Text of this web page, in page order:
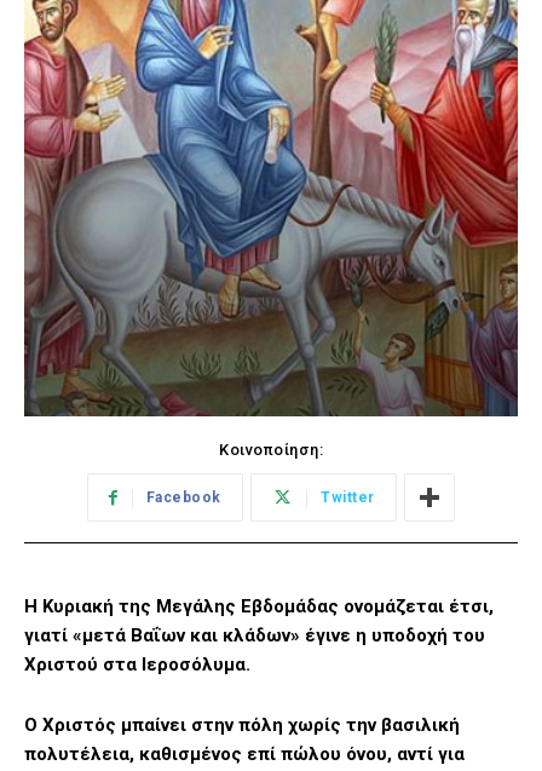
Κοινοποίηση:
Facebook Twitter
Η Κυριακή της Μεγάλης Εβδομάδας ονομάζεται έτσι,
γιατί «μετά Βαΐων και κλάδων» έγινε η υποδοχή του
Χριστού στα Ιεροσόλυμα.
Ο Χριστός μπαίνει στην πόλη χωρίς την βασιλική
πολυτέλεια, καθισμένος επί πώλου όνου, αντί για